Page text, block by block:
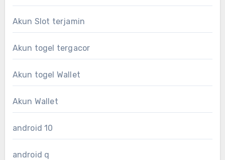
Akun Slot terjamin
Akun togel tergacor
Akun togel Wallet
Akun Wallet
android 10
android q